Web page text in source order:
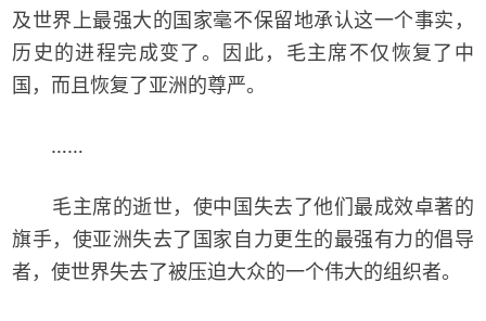
及世界上最强大的国家毫不保留地承认这一个事实，
历史的进程完成变了。因此，毛主席不仅恢复了中
国，而且恢复了亚洲的尊严。
……
毛主席的逝世，使中国失去了他们最成效卓著的
旗手，使亚洲失去了国家自力更生的最强有力的倡导
者，使世界失去了被压迫大众的一个伟大的组织者。